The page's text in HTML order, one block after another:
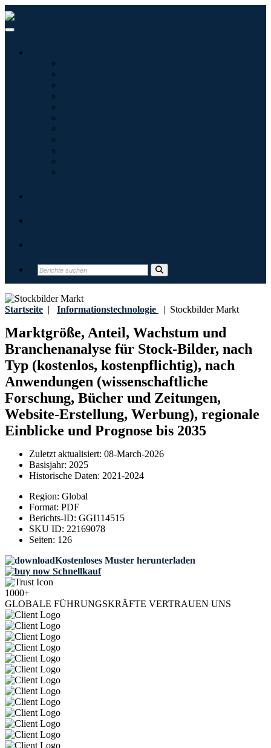
Startseite | Informationstechnologie | Stockbilder Markt
Marktgröße, Anteil, Wachstum und
Branchenanalyse für Stock-Bilder, nach
Typ (kostenlos, kostenpflichtig), nach
Anwendungen (wissenschaftliche
Forschung, Bücher und Zeitungen,
Website-Erstellung, Werbung), regionale
Einblicke und Prognose bis 2035
Zuletzt aktualisiert: 08-March-2026
Basisjahr: 2025
Historische Daten: 2021-2024
Region: Global
Format: PDF
Berichts-ID: GGI114515
SKU ID: 22169078
Seiten: 126
Kostenloses Muster herunterladen
Schnellkauf
1000+
GLOBALE FÜHRUNGSKRÄFTE VERTRAUEN UNS